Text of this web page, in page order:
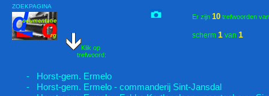
Klik op
trefwoord:
ZOEKPAGINA
- Horst-gem. Ermelo
- Horst-gem. Ermelo - commanderij Sint-Jansdal
Er zijn 10 trefwoorden
scherm 1 van 1